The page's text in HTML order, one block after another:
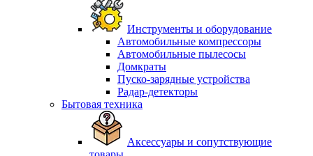
Инструменты и оборудование
Автомобильные компрессоры
Автомобильные пылесосы
Домкраты
Пуско-зарядные устройства
Радар-детекторы
Бытовая техника
Аксессуары и сопутствующие